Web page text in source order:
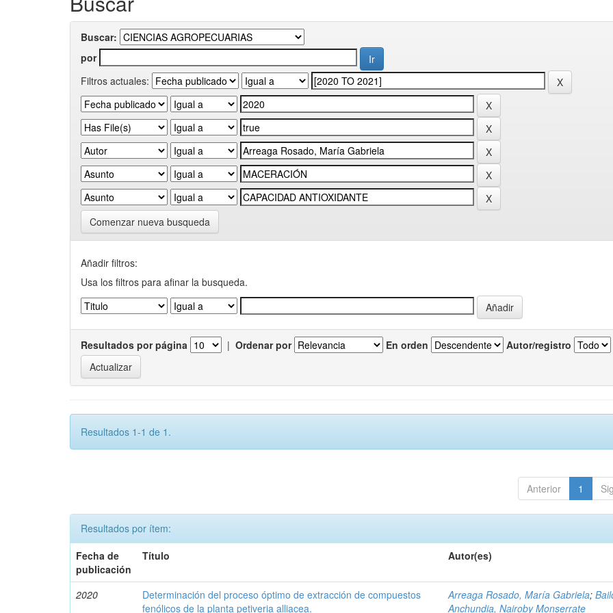
Buscar:
por
Filtros actuales:
Comenzar nueva busqueda
Añadir filtros:
Usa los filtros para afinar la busqueda.
Resultados por página | Ordenar por En orden Autor/registro
Resultados 1-1 de 1.
Anterior 1
Resultados por ítem:
Fecha de
publicación
Título Autor(es)
2020
Determinación del proceso óptimo de extracción de compuestos
fenólicos de la planta petiveria alliacea.
Arreaga Rosado, María Gabriela;
Anchundia, Nairoby Monserrate